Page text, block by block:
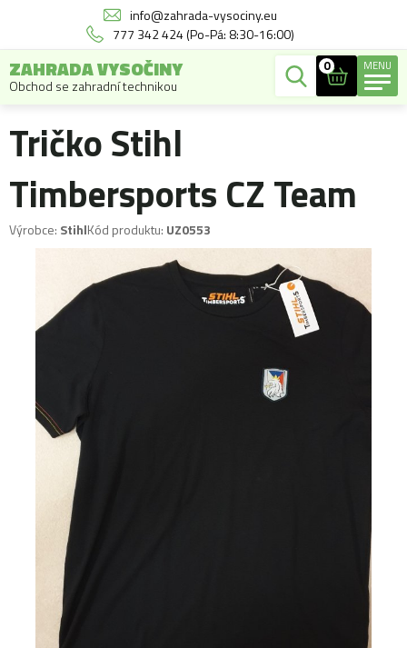
info@zahrada-vysociny.eu
777 342 424 (Po-Pá: 8:30-16:00)
ZAHRADA VYSOČINY
Obchod se zahradní technikou
0 MENU
Tričko Stihl
Timbersports CZ Team
Výrobce: StihlKód produktu: UZ0553